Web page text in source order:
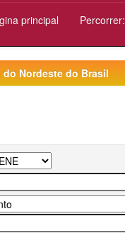
principal Percorrer:
do Nordeste do Brasil